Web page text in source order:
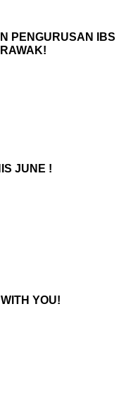
PENGURUSAN IBS
JUNE !
YOU!